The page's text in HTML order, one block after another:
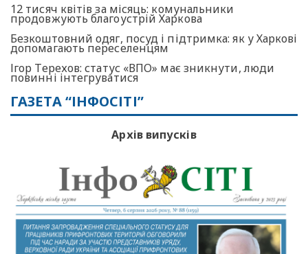
12 тисяч квітів за місяць: комунальники
продовжують благоустрій Харкова
Безкоштовний одяг, посуд і підтримка: як у Харкові
допомагають переселенцям
Ігор Терехов: статус «ВПО» має зникнути, люди
повинні інтегруватися
ГАЗЕТА “ІНФОСІТІ”
Архів випусків